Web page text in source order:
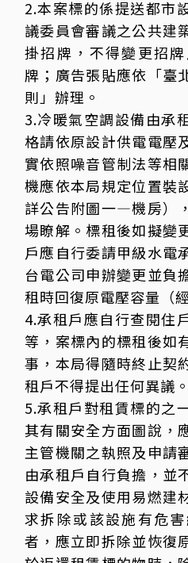
2.本案標的係提送都市
議委員會審議之公共建
掛招牌，不得變更招
牌；廣告張貼應依「臺
則」辦理。
3.冷暖氣空調設備由承
格請依原設計供電電壓
實依照噪音管制法等相
機應依本局規定位置裝
詳公告附圖一—機房）
場瞭解。標租後如擬變
戶應自行委請甲級水電
台電公司申辦變更並負
租時回復原電壓容量（
4.承租戶應自行查閱住
等，案標內的標租後如
事，本局得隨時終止契
租戶不得提出任何異議。
5.承租戶對租賃標的之
其有關安全方面圖說，
主管機關之執照及申請
由承租戶自行負擔，並
設備安全及使用易燃建
求拆除或該設施有危
者，應立即拆除並恢復